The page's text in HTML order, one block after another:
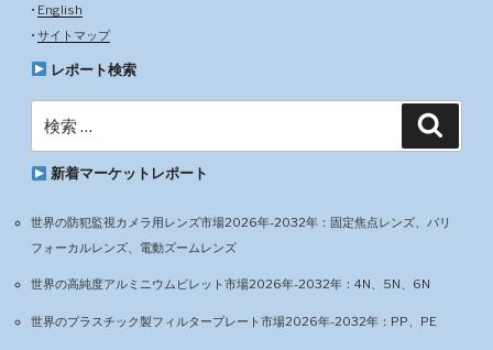
• English
• サイトマップ
レポート検索
新着マーケットレポート
世界の防犯監視カメラ用レンズ市場2026年-2032年：固定焦点レンズ、バリ
フォーカルレンズ、電動ズームレンズ
世界の高純度アルミニウムビレット市場2026年-2032年：4N、5N、6N
世界のプラスチック製フィルタープレート市場2026年-2032年：PP、PE